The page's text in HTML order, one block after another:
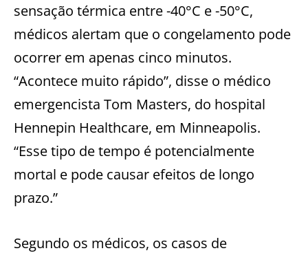
sensação térmica entre -40°C e -50°C,
médicos alertam que o congelamento pode
ocorrer em apenas cinco minutos.
“Acontece muito rápido”, disse o médico
emergencista Tom Masters, do hospital
Hennepin Healthcare, em Minneapolis.
“Esse tipo de tempo é potencialmente
mortal e pode causar efeitos de longo
prazo.”
Segundo os médicos, os casos de